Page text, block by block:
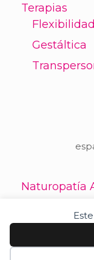
Terapias
Gestáltica
Naturopatía